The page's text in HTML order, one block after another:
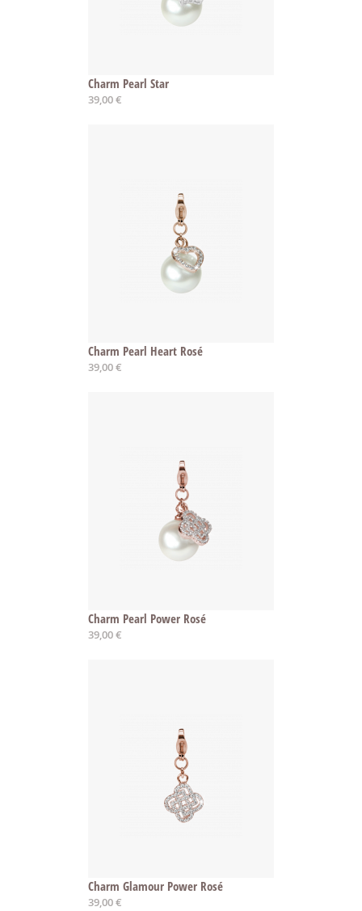
Charm Pearl Star
39,00 €
Charm Pearl Heart Rosé
39,00 €
Charm Pearl Power Rosé
39,00 €
Charm Glamour Power Rosé
39,00 €